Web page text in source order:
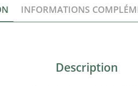
INFORMATIONS
Description